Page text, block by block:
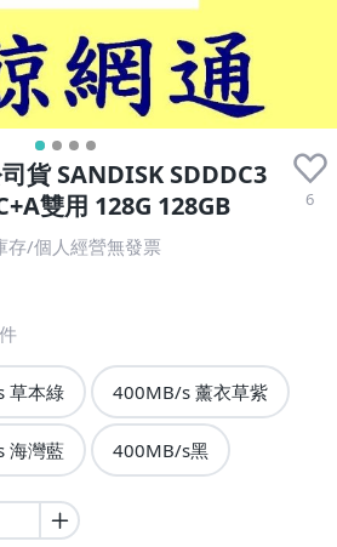
貨 SANDISK SDDDC3
雙用 128G 128GB
6
存/個人經營無發票
件
草本綠 400MB/s 薰衣草紫
海灣藍 400MB/s黑